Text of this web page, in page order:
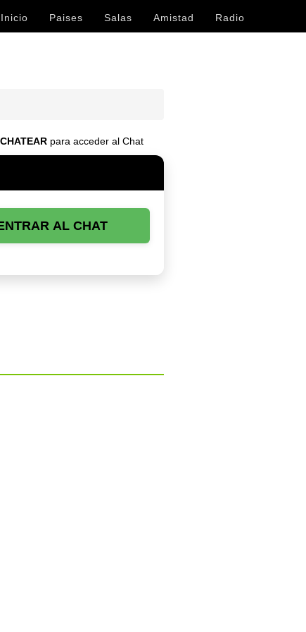
Inicio Paises Salas Amistad Radio
CHATEAR para acceder al Chat
AL CHAT